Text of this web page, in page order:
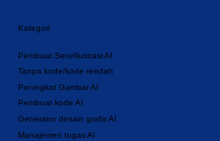
Kategori
Manajemen tugas AI
Generator desain grafis AI
Tanpa kode/kode rendah
Pembuat kode AI
Peningkat Gambar AI
Pembuat Seni/Ilustrasi AI